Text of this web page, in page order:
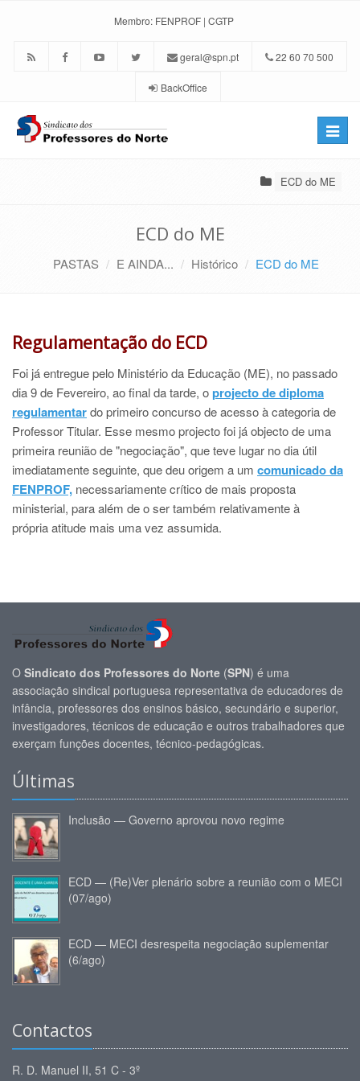
Membro: FENPROF | CGTP
geral@spn.pt 22 60 70 500
BackOffice
Toggle
ECD do ME
ECD do ME
PASTAS E AINDA... Histórico ECD do ME
Regulamentação do ECD
Foi já entregue pelo Ministério da Educação (ME), no passado
dia 9 de Fevereiro, ao final da tarde, oprojecto de diploma
regulamentardo primeiro concurso de acesso à categoria de
Professor Titular. Esse mesmo projecto foi já objecto de uma
primeira reunião de "negociação", que teve lugar no dia útil
imediatamente seguinte, que deu origem a um comunicado da
FENPROF, necessariamente crítico de mais proposta
ministerial, para além de o ser também relativamente à
própria atitude mais uma vez assumida.
O Sindicato dos Professores do Norte (SPN) é uma
associação sindical portuguesa representativa de educadores de
infância, professores dos ensinos básico, secundário e superior,
investigadores, técnicos de educação e outros trabalhadores que
exerçam funções docentes, técnico-pedagógicas.
Últimas
Inclusão — Governo aprovou novo regime
ECD — (Re)Ver plenário sobre a reunião com o MECI
(07/ago)
ECD — MECI desrespeita negociação suplementar
(6/ago)
Contactos
R. D. Manuel II, 51 C - 3º